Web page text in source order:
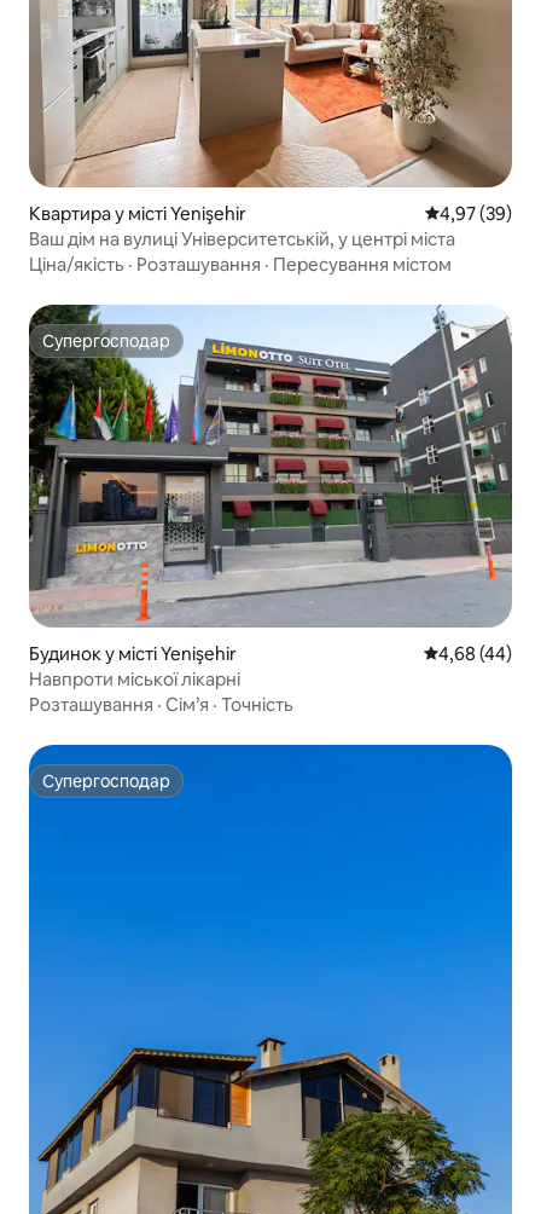
Квартира у місті Yenişehir Середня
4,97 (39)
Ваш дім на вулиці Університетській, у центрі міста
Ціна/якість · Розташування · Пересування містом
Супергосподар
Супергосподар
Будинок у місті Yenişehir Середня
4,68 (44)
Навпроти міської лікарні
Розташування · Сім’я · Точність
Супергосподар
Супергосподар